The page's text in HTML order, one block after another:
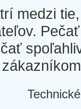
medzi